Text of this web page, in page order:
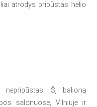
atrodys pripūstas helio
nepripūstas. Šį balioną
salonuose, Vilniuje ir